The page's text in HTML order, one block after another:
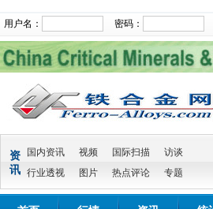
用户名： 密码：
资
讯
国内资讯 视频 国际扫描
访谈
行业透视
图片 热点评论 专题